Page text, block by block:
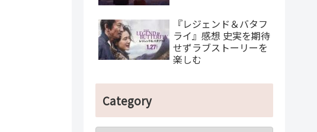
『レジェンド＆バタフ
ライ』感想 史実を期待
せずラブストーリーを
楽しむ
Category